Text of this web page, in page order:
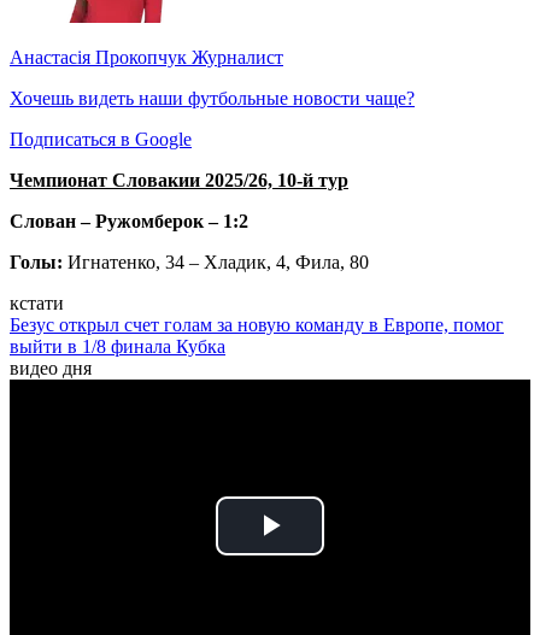
Анастасія Прокопчук Журналист
Хочешь видеть наши футбольные новости чаще?
Подписаться в Google
Чемпионат Словакии 2025/26, 10-й тур
Слован – Ружомберок – 1:2
Голы: Игнатенко, 34 – Хладик, 4, Фила, 80
кстати
Безус открыл счет голам за новую команду в Европе, помог
выйти в 1/8 финала Кубка
видео дня
Play